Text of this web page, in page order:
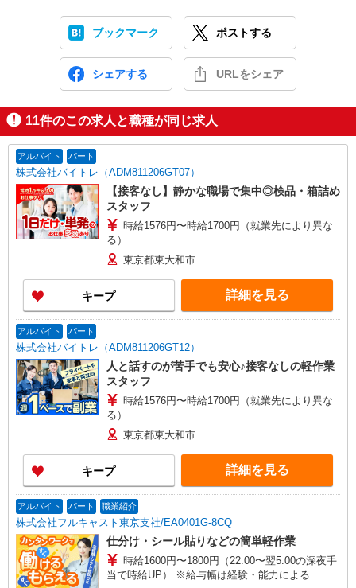
ブックマーク ポストする
シェアする URLをシェア
11件のこの求人と職種が同じ求人
アルバイト パート
株式会社バイトレ（ADM811206GT07）
【接客なし】静かな職場で集中◎検品・箱詰め
スタッフ
時給1576円〜時給1700円（就業先により異な
る）
東京都東大和市
キープ 詳細を見る
アルバイト パート
株式会社バイトレ（ADM811206GT12）
人と話すのが苦手でも安心♪接客なしの軽作業
スタッフ
時給1576円〜時給1700円（就業先により異な
る）
東京都東大和市
キープ 詳細を見る
アルバイト パート 職業紹介
株式会社フルキャスト東京支社/EA0401G-8CQ
仕分け・シール貼りなどの簡単軽作業
時給1600円〜1800円（22:00〜翌5:00の深夜手
当で時給UP） ※給与幅は経験・能力による